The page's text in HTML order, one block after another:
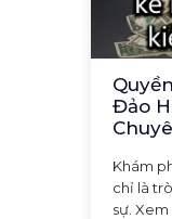
Đảo
Khám
chỉ là
sự.